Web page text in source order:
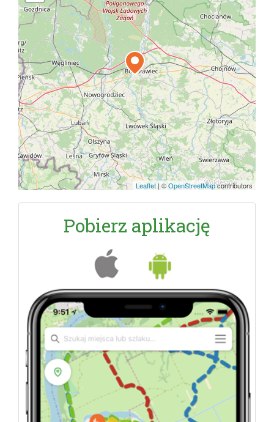
Leaflet | ©OpenStreetMapcontributors
Pobierz aplikację